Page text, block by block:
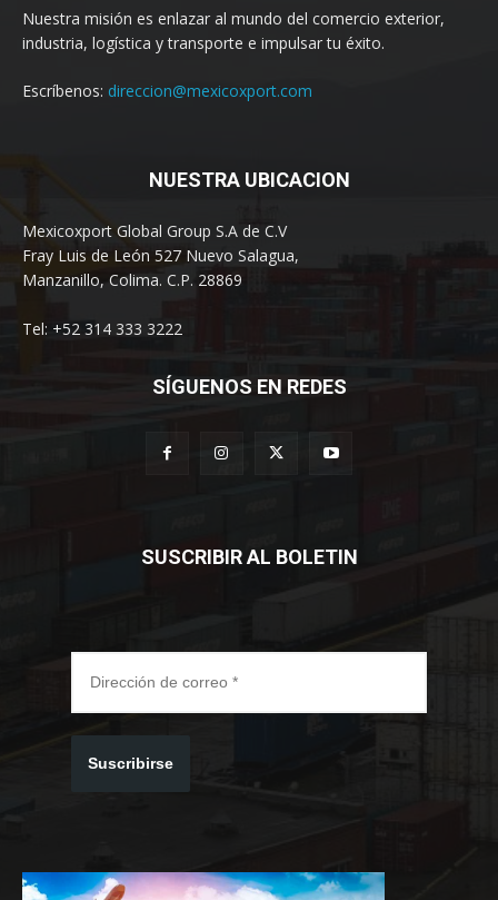
Nuestra misión es enlazar al mundo del comercio exterior,
industria, logística y transporte e impulsar tu éxito.
Escríbenos: direccion@mexicoxport.com
NUESTRA UBICACION
Mexicoxport Global Group S.A de C.V
Fray Luis de León 527 Nuevo Salagua,
Manzanillo, Colima. C.P. 28869
Tel: +52 314 333 3222
SÍGUENOS EN REDES
SUSCRIBIR AL BOLETIN
Suscribirse